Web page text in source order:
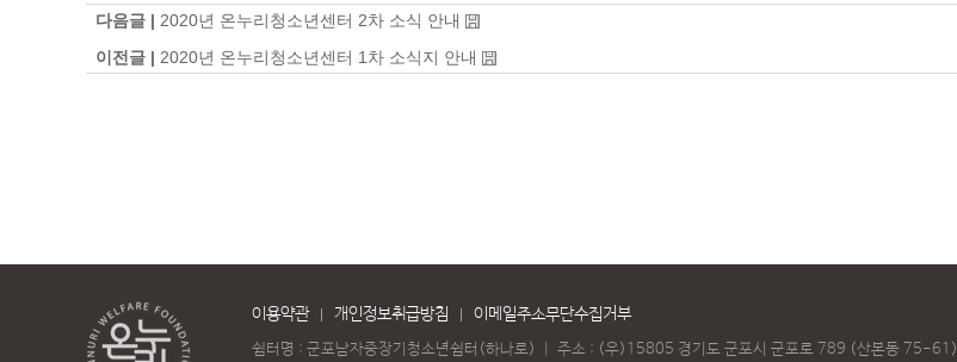
다음글 | 2020년 온누리청소년센터 2차 소식 안내
이전글 | 2020년 온누리청소년센터 1차 소식지 안내
이용약관 개인정보취급방침 이메일주소무단수집거부
쉼터명 : 군포남자중장기청소년쉼터(하나로) 주소 : (우)15805 경기도 군포시 군포로 789 (산본동 75-61)